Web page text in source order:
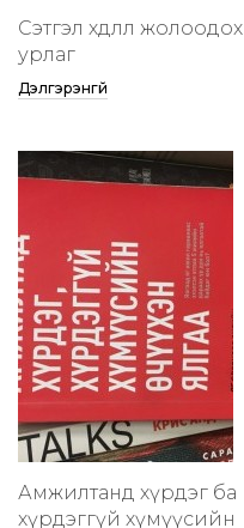
Сэтгэл хөдлөлөө жолоодох
урлаг
Дэлгэрэнгүй
Амжилтанд хүрдэг ба
хүрдэггүй хүмүүсийн